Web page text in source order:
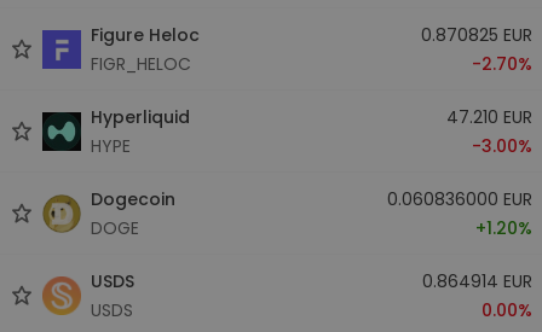
Figure Heloc
FIGR_HELOC
0.870825 EUR
-2.70%
Hyperliquid
HYPE
47.210 EUR
-3.00%
Dogecoin
DOGE
0.060836000 EUR
+1.20%
USDS
USDS
0.864914 EUR
0.00%